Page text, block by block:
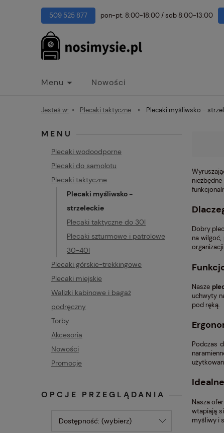
509 525 877 pon-pt. 8:00-18:00/sob 8:00-13:00
Menu Nowości
Jesteś w: » Plecaki taktyczne » Plecaki myśliwsko -
MENU
Plecaki wodoodporne
Plecaki do samolotu
Plecaki taktyczne
Plecaki myśliwsko -
strzeleckie
Plecaki taktyczne do 30l
Plecaki szturmowe i patrolowe
30-40l
Plecaki górskie-trekkingowe
Plecaki miejskie
Walizki kabinowe i bagaż
podręczny
Torby
Akcesoria
Nowości
Promocje
OPCJE PRZEGLĄDANIA
Dostępność: (wybierz)
Dobry
na
Nasze
uchwyty
pod ręką.
Podczas
Nasza
wtapiają
myśliwy i